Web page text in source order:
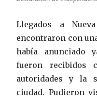
Llegados a
encontraron con
había anunciado
fueron recibidos
autoridades y la
ciudad. Pudieron